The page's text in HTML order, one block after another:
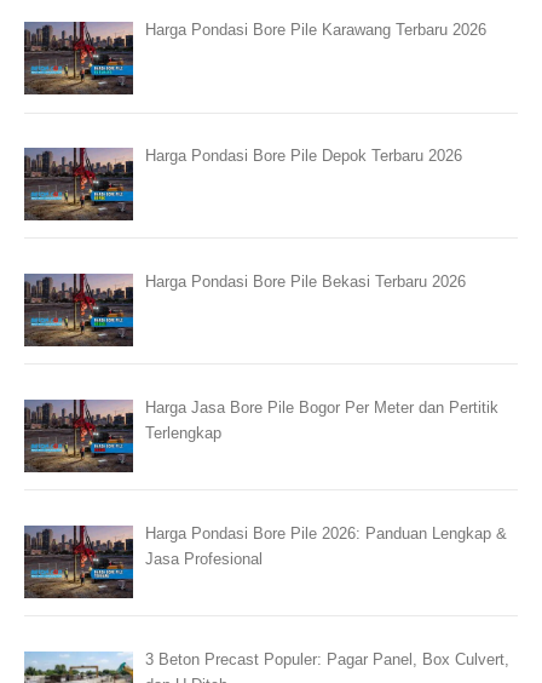
Harga Pondasi Bore Pile Karawang Terbaru 2026
Harga Pondasi Bore Pile Depok Terbaru 2026
Harga Pondasi Bore Pile Bekasi Terbaru 2026
Harga Jasa Bore Pile Bogor Per Meter dan Pertitik
Terlengkap
Harga Pondasi Bore Pile 2026: Panduan Lengkap &
Jasa Profesional
3 Beton Precast Populer: Pagar Panel, Box Culvert,